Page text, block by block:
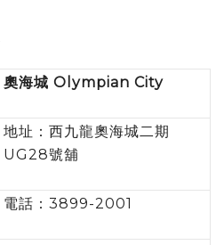
奧海城 Olympian City
地址：西九龍奧海城二期
UG28號舖
電話：3899-2001